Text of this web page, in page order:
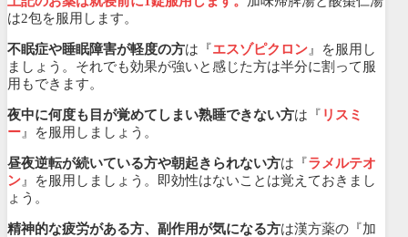
は2包を服用します。
不眠症や睡眠障害が軽度の方は『エスゾピクロン 』を服用し
ましょう。それでも効果が強いと感じた方は半分に割って服
用もできます。
夜中に何度も目が覚めてしまい熟睡できない方は『 リスミ
ー 』を服用しましょう。
昼夜逆転が続いている方や朝起きられない方は『ラメルテオ
ン 』を服用しましょう。即効性はないことは覚えておきまし
ょう。
精神的な疲労がある方、副作用が気になる方は漢方薬の『加